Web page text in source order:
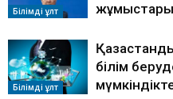
Білімді ұлт
Білімді ұлт
білім